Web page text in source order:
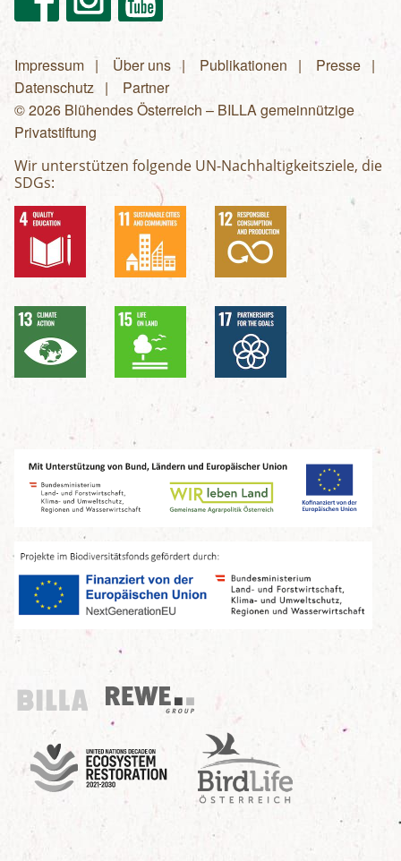
Fußzeilenmenü
Impressum Über uns Publikationen
Presse
Datenschutz
Partner
© 2026 Blühendes Österreich – BILLA gemeinnützige
Privatstiftung
Wir unterstützen folgende UN-Nachhaltigkeitsziele, die
SDGs:
Billa
REWE Group
UN Decade
Birdlife